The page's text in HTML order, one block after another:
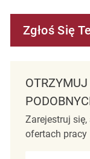
Zgłoś Się
Zarejestruj
ofertach pracy